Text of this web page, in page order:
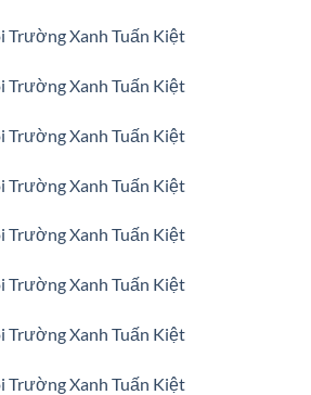
Trường Xanh Tuấn Kiệt
Trường Xanh Tuấn Kiệt
Trường Xanh Tuấn Kiệt
Trường Xanh Tuấn Kiệt
Trường Xanh Tuấn Kiệt
Trường Xanh Tuấn Kiệt
Trường Xanh Tuấn Kiệt
Trường Xanh Tuấn Kiệt